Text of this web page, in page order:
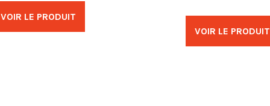
VOIR LE PRODUIT
VOIR LE PRODUIT